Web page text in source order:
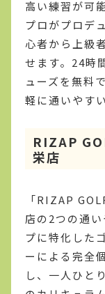
高い練習が可
プロがプロデ
心者から上級
せます。24時
ューズを無料
軽に通いやす
RIZAP
栄店
「RIZAP
店の2つの通
プに特化した
ーによる完全
し、一人ひと